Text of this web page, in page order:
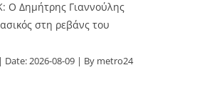
Ο Δημήτρης Γιαννούλης
στη ρεβάνς του
Date: 2026-08-09 By metro24